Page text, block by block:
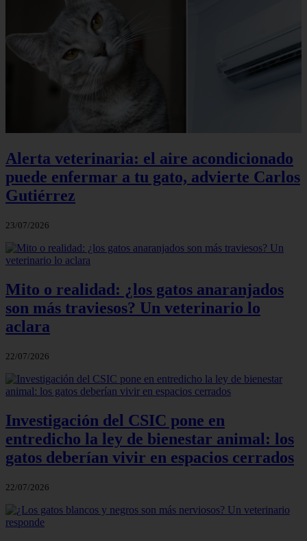
Alerta veterinaria: el aire acondicionado
puede enfermar a tu gato, advierte Carlos
Gutiérrez
23/07/2026
Mito o realidad: ¿los gatos anaranjados
son más traviesos? Un veterinario lo
aclara
22/07/2026
Investigación del CSIC pone en
entredicho la ley de bienestar animal: los
gatos deberían vivir en espacios cerrados
22/07/2026